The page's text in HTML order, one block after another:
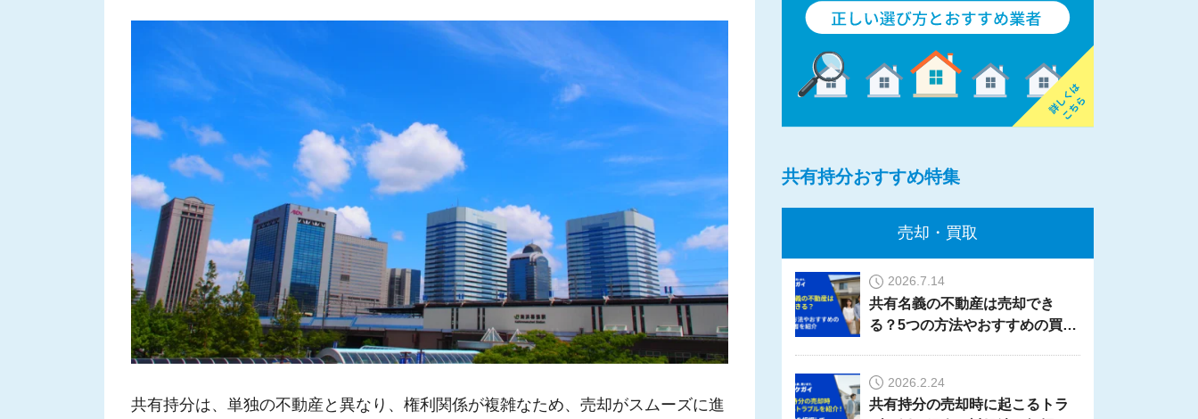
共有持分は、単独の不動産と異なり、権利関係が複雑なため、売却がスムーズに進
共有持分おすすめ特集
売却・買取
2026.7.14
共有名義の不動産は売却でき
る？5つの方法やおすすめの買取
2026.2.24
共有持分の売却時に起こるトラ